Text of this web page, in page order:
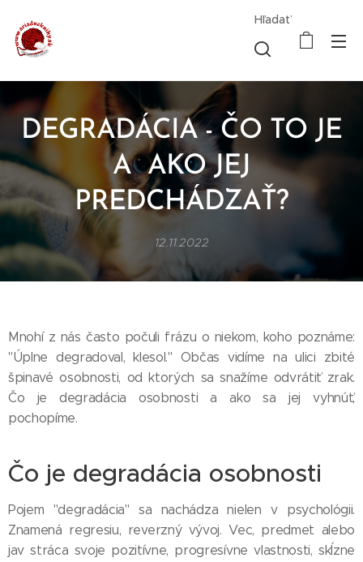
Hľadať
DEGRADÁCIA - ČO TO JE
A AKO JEJ
PREDCHÁDZAŤ?
12.11.2022
Mnohí z nás často počuli frázu o niekom, koho poznáme:
"Úplne degradoval, klesol." Občas vidíme na ulici zbité
špinavé osobnosti, od ktorých sa snažíme odvrátiť zrak.
Čo je degradácia osobnosti a ako sa jej vyhnúť,
pochopíme.
Čo je degradácia osobnosti
Pojem "degradácia" sa nachádza nielen v psychológii.
Znamená regresiu, reverzný vývoj. Vec, predmet alebo
jav stráca svoje pozitívne, progresívne vlastnosti, skĺzne